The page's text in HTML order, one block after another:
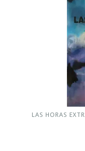
LAS HORAS